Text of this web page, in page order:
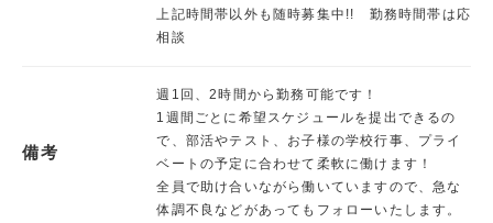
上記時間帯以外も随時募集中!! 勤務時間帯は応
相談
備考
週1回、2時間から勤務可能です！
1週間ごとに希望スケジュールを提出できるの
で、部活やテスト、お子様の学校行事、プライ
ベートの予定に合わせて柔軟に働けます！
全員で助け合いながら働いていますので、急な
体調不良などがあってもフォローいたします。